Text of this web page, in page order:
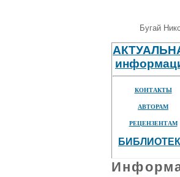
Бугай
КОНТАКТЫ
АВТОРАМ
РЕЦЕНЗЕНТАМ